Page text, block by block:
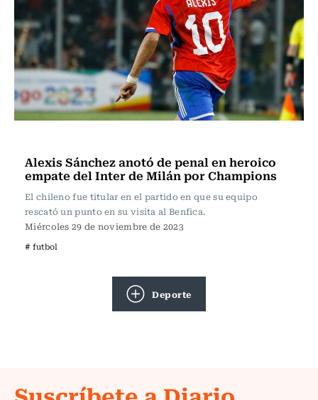
Alexis Sánchez anotó de penal en heroico
empate del Inter de Milán por Champions
El chileno fue titular en el partido en que su equipo
rescató un punto en su visita al Benfica.
Miércoles 29 de noviembre de 2023
# futbol
Deporte